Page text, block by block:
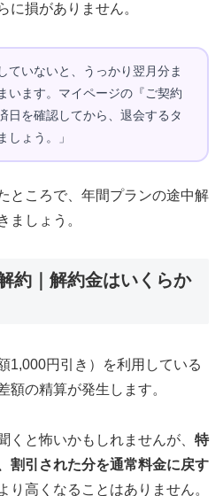
に損がありません。
ていないと、うっかり翌月分ま
います。マイページの『ご契約
日を確認してから、退会するタ
しょう。」
ところで、年間プランの途中解
ましょう。
約｜解約金はいくらか
1,000円引き）を利用している
額の精算が発生します。
くと怖いかもしれませんが、 特
割引された分を通常料金に戻す
り高くなることはありません。